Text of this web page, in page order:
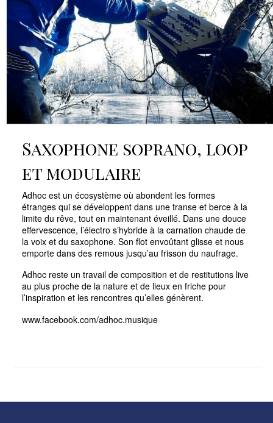
Saxophone soprano, loop
et modulaire
Adhoc est un écosystème où abondent les formes
étranges qui se développent dans une transe et berce à la
limite du rêve, tout en maintenant éveillé. Dans une douce
effervescence, l’électro s’hybride à la carnation chaude de
la voix et du saxophone. Son flot envoûtant glisse et nous
emporte dans des remous jusqu’au frisson du naufrage.
Adhoc reste un travail de composition et de restitutions live
au plus proche de la nature et de lieux en friche pour
l’inspiration et les rencontres qu’elles génèrent.
www.facebook.com/adhoc.musique